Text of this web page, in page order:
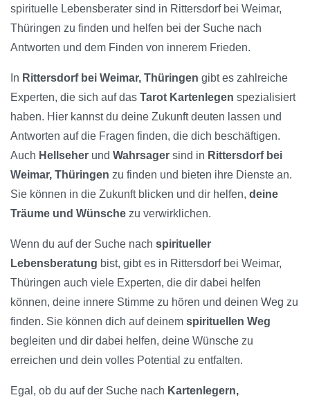
spirituelle Lebensberater sind in Rittersdorf bei Weimar,
Thüringen zu finden und helfen bei der Suche nach
Antworten und dem Finden von innerem Frieden.
In Rittersdorf bei Weimar, Thüringen gibt es zahlreiche
Experten, die sich auf das Tarot Kartenlegen spezialisiert
haben. Hier kannst du deine Zukunft deuten lassen und
Antworten auf die Fragen finden, die dich beschäftigen.
Auch Hellseher und Wahrsager sind in Rittersdorf bei
Weimar, Thüringen zu finden und bieten ihre Dienste an.
Sie können in die Zukunft blicken und dir helfen, deine
Träume und Wünsche zu verwirklichen.
Wenn du auf der Suche nach spiritueller
Lebensberatung bist, gibt es in Rittersdorf bei Weimar,
Thüringen auch viele Experten, die dir dabei helfen
können, deine innere Stimme zu hören und deinen Weg zu
finden. Sie können dich auf deinem spirituellen Weg
begleiten und dir dabei helfen, deine Wünsche zu
erreichen und dein volles Potential zu entfalten.
Egal, ob du auf der Suche nach Kartenlegern,